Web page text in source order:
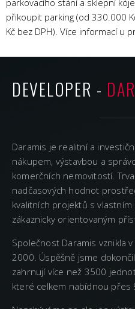
přikoupit parking (od 330.000
Kč bez DPH). Více informací u
DEVELOPER -
Daramis je realitní a
nákupem, výstavbou a
komerčních nemovitostí.
nadčasových hodnot
kvalitních projektů s
zákaznicky orientovaným
Společnost Daramis vznikla
2000. Úspěšně jsme
zahrnují více než 3500
které celkem nabídnou přes